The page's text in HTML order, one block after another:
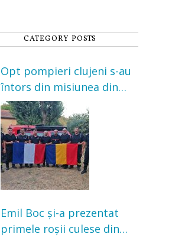
CATEGORY POSTS
Opt pompieri clujeni s-au
întors din misiunea din
Franța. Au intervenit la
incendii de vegetație și
pădure
Emil Boc și-a prezentat
primele roșii culese din